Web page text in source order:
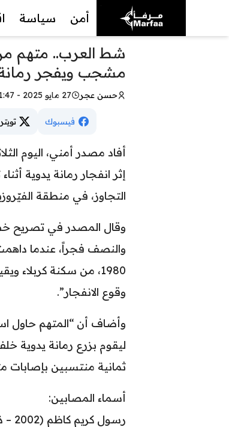
أمن سياسة
شط العرب.. متهم من
مشجب ويفجر رمانة
حسن عجر 27 مايو 2025 - 11:47
فيسبوك تويتر
أفاد مصدر أمني، اليوم
إثر انفجار رمانة يدوية
التجاوز، في منطقة
وقال المصدر في تصريح خص
والنصف فجراً، عندما
1980، من سكنة كربلاء
وقوع الانفجار”.
وأضاف أن “المتهم حاول
ليقوم بزرع رمانة يدوية
ثمانية منتسبين بإصابات
أسماء المصابين:
رسول كريم كاظم (2002 – ذي قار): إصابة في مختلف أنحاء الجسم، الحالة حرجة.